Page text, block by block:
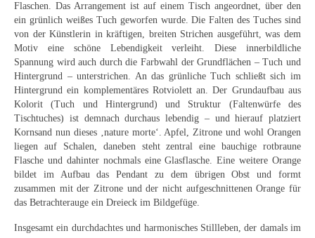
Widerruf
Flaschen. Das Arrangement ist auf einem Tisch angeordnet, über den
ein grünlich weißes Tuch geworfen wurde. Die Falten des Tuches sind
von der Künstlerin in kräftigen, breiten Strichen ausgeführt, was dem
Motiv eine schöne Lebendigkeit verleiht. Diese innerbildliche
Spannung wird auch durch die Farbwahl der Grundflächen – Tuch und
Hintergrund – unterstrichen. An das grünliche Tuch schließt sich im
Hintergrund ein komplementäres Rotviolett an. Der Grundaufbau aus
Kolorit (Tuch und Hintergrund) und Struktur (Faltenwürfe des
Tischtuches) ist demnach durchaus lebendig – und hierauf platziert
Kornsand nun dieses ‚nature morte‘. Apfel, Zitrone und wohl Orangen
liegen auf Schalen, daneben steht zentral eine bauchige rotbraune
Flasche und dahinter nochmals eine Glasflasche. Eine weitere Orange
bildet im Aufbau das Pendant zu dem übrigen Obst und formt
zusammen mit der Zitrone und der nicht aufgeschnittenen Orange für
das Betrachterauge ein Dreieck im Bildgefüge.
Insgesamt ein durchdachtes und harmonisches Stillleben, der damals im